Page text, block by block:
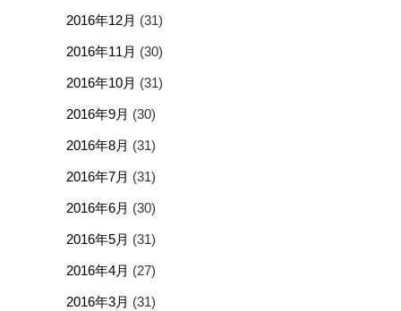
2016年12月 (31)
2016年11月 (30)
2016年10月 (31)
2016年9月 (30)
2016年8月 (31)
2016年7月 (31)
2016年6月 (30)
2016年5月 (31)
2016年4月 (27)
2016年3月 (31)